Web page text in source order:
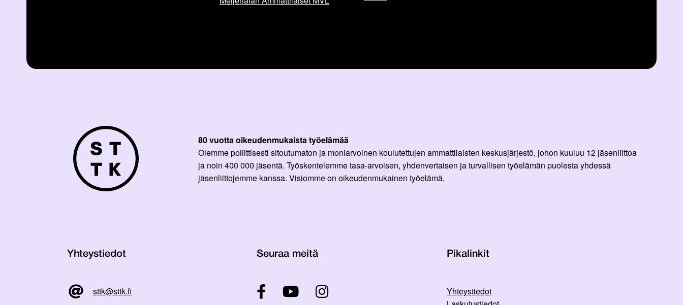
80 vuotta oikeudenmukaista työelämää
Olemme poliittisesti sitoutumaton ja moniarvoinen koulutettujen ammattilaisten keskusjärjestö, johon kuuluu 12 jäsenliittoa
ja noin 400 000 jäsentä. Työskentelemme tasa-arvoisen, yhdenvertaisen ja turvallisen työelämän puolesta yhdessä
jäsenliittojemme kanssa. Visiomme on oikeudenmukainen työelämä.
Yhteystiedot
sttk@sttk.fi
Seuraa meitä Pikalinkit
Yhteystiedot